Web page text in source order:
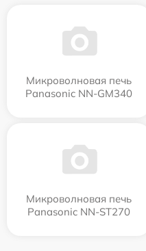
Микроволновая печь
Panasonic NN-GM340
Микроволновая печь
Panasonic NN-ST270